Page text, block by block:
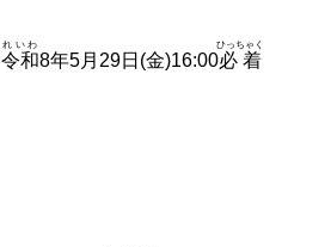
令和
れいわ
8年5月29日(金)16:00必着
ひっちゃく